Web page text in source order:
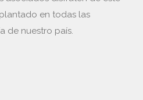
en todas las
de nuestro país.